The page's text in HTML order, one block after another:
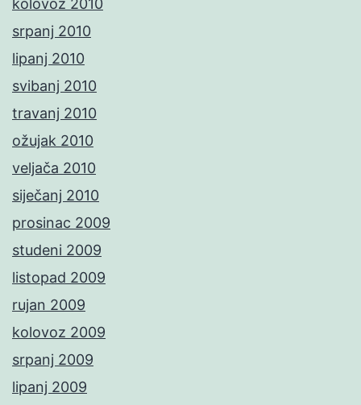
kolovoz 2010
srpanj 2010
lipanj 2010
svibanj 2010
travanj 2010
ožujak 2010
veljača 2010
siječanj 2010
prosinac 2009
studeni 2009
listopad 2009
rujan 2009
kolovoz 2009
srpanj 2009
lipanj 2009